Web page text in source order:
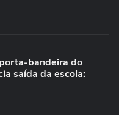
bandeira do
saída da escola: